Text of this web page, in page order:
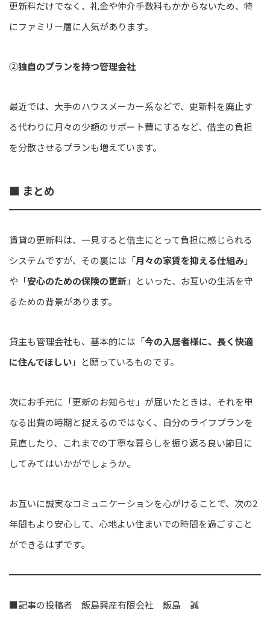
更新料だけでなく、礼金や仲介手数料もかからないため、特
にファミリー層に人気があります。
②独自のプランを持つ管理会社
最近では、大手のハウスメーカー系などで、更新料を廃止す
る代わりに月々の少額のサポート費にするなど、借主の負担
を分散させるプランも増えています。
■ まとめ
賃貸の更新料は、一見すると借主にとって負担に感じられる
システムですが、その裏には「月々の家賃を抑える仕組み」
や「安心のための保険の更新」といった、お互いの生活を守
るための背景があります。
貸主も管理会社も、基本的には「今の入居者様に、長く快適
に住んでほしい」と願っているものです。
次にお手元に「更新のお知らせ」が届いたときは、それを単
なる出費の時期と捉えるのではなく、自分のライフプランを
見直したり、これまでの丁寧な暮らしを振り返る良い節目に
してみてはいかがでしょうか。
お互いに誠実なコミュニケーションを心がけることで、次の2
年間もより安心して、心地よい住まいでの時間を過ごすこと
ができるはずです。
■記事の投稿者 飯島興産有限会社 飯島 誠